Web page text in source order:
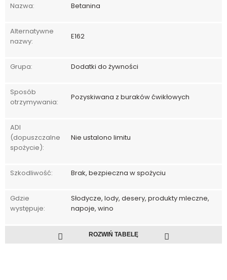
Nazwa: Betanina
Alternatywne
nazwy:
E162
Grupa: Dodatki do żywności
Sposób
otrzymywania:
Pozyskiwana z buraków ćwikłowych
ADI
(dopuszczalne
spożycie):
Nie ustalono limitu
Szkodliwość: Brak, bezpieczna w spożyciu
Gdzie
występuje:
Słodycze, lody, desery, produkty mleczne,
napoje, wino
ROZWIŃ TABELĘ